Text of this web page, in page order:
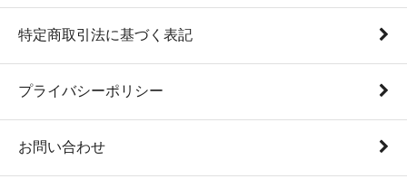
特定商取引法に基づく表記
プライバシーポリシー
お問い合わせ